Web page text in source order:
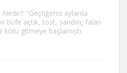
Nedir?: “Geçtiğimiz aylarda
büfe açtık, tost, sandviç falan
kötü gitmeye başlamıştı.